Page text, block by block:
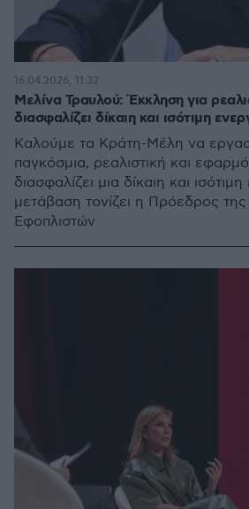
Μελίνα Τραυλού: Έκκληση για
διασφαλίζει δίκαιη και ισότιμη
Καλούμε τα Κράτη-Μέλη να
παγκόσμια, ρεαλιστική και
διασφαλίζει μια δίκαιη και
μετάβαση τονίζει η Πρόεδρος
Εφοπλιστών
16.04.2026, 11:32